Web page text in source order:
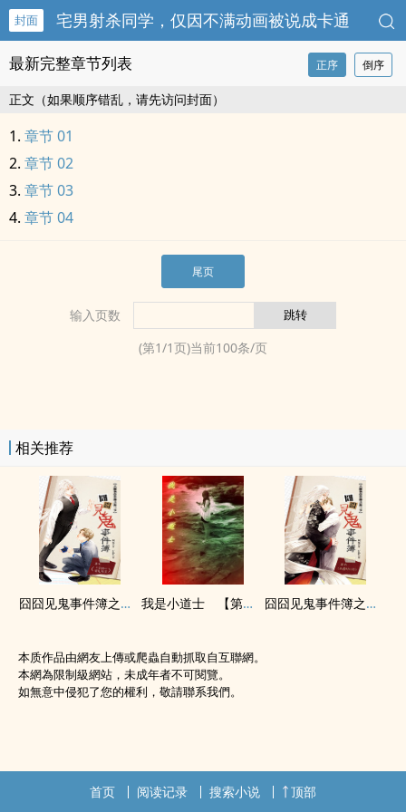
封面 宅男射杀同学，仅因不满动画被说成卡通
最新完整章节列表 正序 倒序
正文（如果顺序错乱，请先访问封面）
章节 01
章节 02
章节 03
章节 04
尾页
输入页数
(第1/1页)当前100条/页
相关推荐
囧囧见鬼事件簿之七 十字路口遇鬼悬案 试阅 我是小道士 【第四辑】 山中小村 囧囧见鬼事件簿之六 再遇丘比特 试阅
本质作品由網友上傳或爬蟲自動抓取自互聯網。
本網為限制級網站，未成年者不可閱覽。
如無意中侵犯了您的權利，敬請聯系我們。
首页 阅读记录 搜索小说 顶部